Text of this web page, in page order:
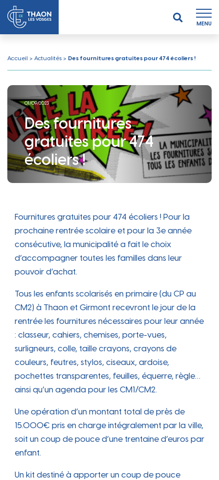
MENU
Accueil > Actualités > Des fournitures gratuites pour 474 écoliers !
01/09/2023
Des fournitures
gratuites pour 474
écoliers !
Fournitures gratuites pour 474 écoliers ! Pour la
prochaine rentrée scolaire et pour la 3e année
consécutive, la municipalité a fait le choix
d’accompagner toutes les familles dans leur
pouvoir d’achat.
Tous les enfants scolarisés en primaire (du CP au
CM2) à Thaon et Girmont recevront le jour de la
rentrée les fournitures nécessaires pour leur année
: classeur, cahiers, chemises, porte-vues,
surligneurs, colle, taille crayons, crayons de
couleurs, feutres, stylos, ciseaux, ardoise,
pochettes transparentes, feuilles, équerre, règle…
ainsi qu’un agenda pour les CM1/CM2.
Une opération d’un montant total de près de
15.000€ pris en charge intégralement par la ville,
soit un coup de pouce d’une trentaine d’euros par
enfant.
Un kit destiné à apporter un coup de pouce